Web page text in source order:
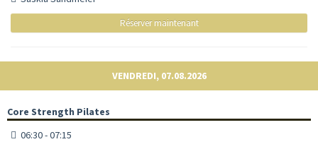
Réserver maintenant
VENDREDI, 07.08.2026
Core Strength Pilates
06:30 - 07:15